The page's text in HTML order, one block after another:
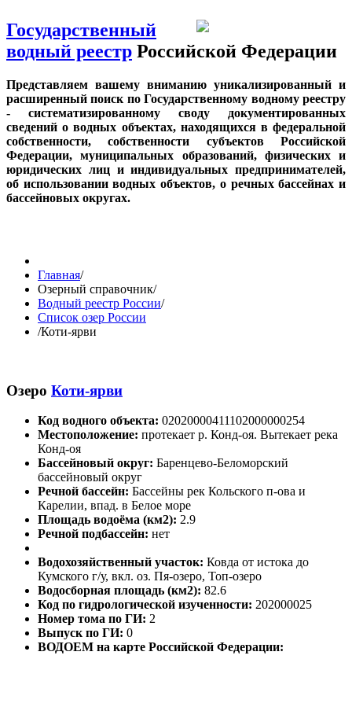
Государственный
водный реестр Российской Федерации
Представляем вашему вниманию уникализированный и
расширенный поиск по Государственному водному реестру
- систематизированному своду документированных
сведений о водных объектах, находящихся в федеральной
собственности, собственности субъектов Российской
Федерации, муниципальных образований, физических и
юридических лиц и индивидуальных предпринимателей,
об использовании водных объектов, о речных бассейнах и
бассейновых округах.
Главная/
Озерный справочник/
Водный реестр России/
Список озер России
/Коти-ярви
Озеро Коти-ярви
Код водного объекта: 02020000411102000000254
Местоположение: протекает р. Конд-оя. Вытекает река
Конд-оя
Бассейновый округ: Баренцево-Беломорский
бассейновый округ
Речной бассейн: Бассейны рек Кольского п-ова и
Карелии, впад. в Белое море
Площадь водоёма (км2): 2.9
Речной подбассейн: нет
Водохозяйственный участок: Ковда от истока до
Кумского г/у, вкл. оз. Пя-озеро, Топ-озеро
Водосборная площадь (км2): 82.6
Код по гидрологической изученности: 202000025
Номер тома по ГИ: 2
Выпуск по ГИ: 0
ВОДОЕМ на карте Российской Федерации: